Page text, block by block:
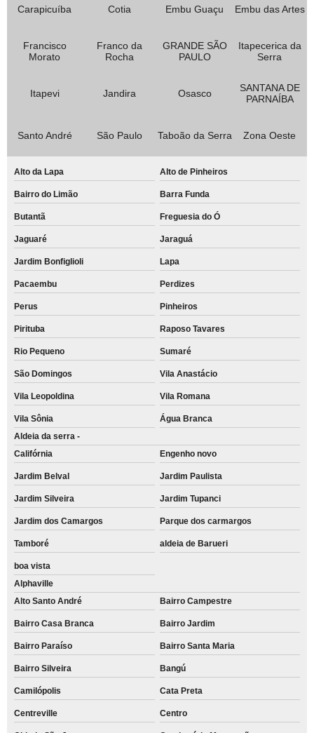
Carapicuíba Cotia Embu Guaçu Embu das Artes
Francisco
Morato
Franco da
Rocha
GRANDE SÃO
PAULO
Itapecerica da
Serra
Itapevi Jandira Osasco
SANTANA DE
PARNAÍBA
Santo André São Paulo Taboão da Serra Zona Oeste
Alto da Lapa Alto de Pinheiros
Bairro do Limão Barra Funda
Butantã Freguesia do Ó
Jaguaré Jaraguá
Jardim Bonfiglioli Lapa
Pacaembu Perdizes
Perus Pinheiros
Pirituba Raposo Tavares
Rio Pequeno Sumaré
São Domingos Vila Anastácio
Vila Leopoldina Vila Romana
Vila Sônia
Água Branca
Aldeia da serra -
Califórnia
Engenho novo
Jardim Belval Jardim Paulista
Jardim Silveira Jardim Tupanci
Jardim dos Camargos Parque dos carmargos
Tamboré aldeia de Barueri
boa vista
Alphaville
Alto Santo André
Bairro Campestre
Bairro Casa Branca Bairro Jardim
Bairro Paraíso Bairro Santa Maria
Bairro Silveira Bangú
Camilópolis Cata Preta
Centreville Centro